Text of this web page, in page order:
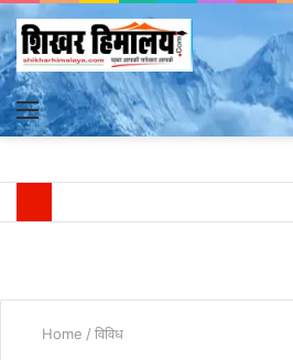
Menu
Home / विविध